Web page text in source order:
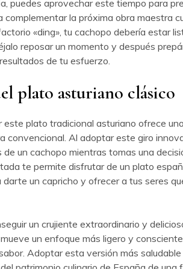
puedes aprovechar este tiempo para
la próxima obra maestra
«ding», tu cachopo debería estar
reposar un momento y después
de tu esfuerzo.
plato asturiano clásico
este plato tradicional asturiano ofrece
convencional. Al adoptar este giro
un cachopo mientras tomas una
te permite disfrutar de un plato
un capricho y ofrecer a tus seres
un crujiente extraordinario y
un enfoque más ligero y
Adoptar esta versión más